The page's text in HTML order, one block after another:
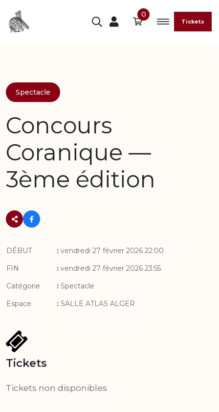
0
Tickets
Spectacle
Concours
Coranique ––
3ème édition
DÉBUT : vendredi 27 février 2026 22:00
FIN
: vendredi 27 février 2026 23:55
Catégorie
: Spectacle
Espace
: SALLE ATLAS ALGER
Tickets
Tickets non disponibles